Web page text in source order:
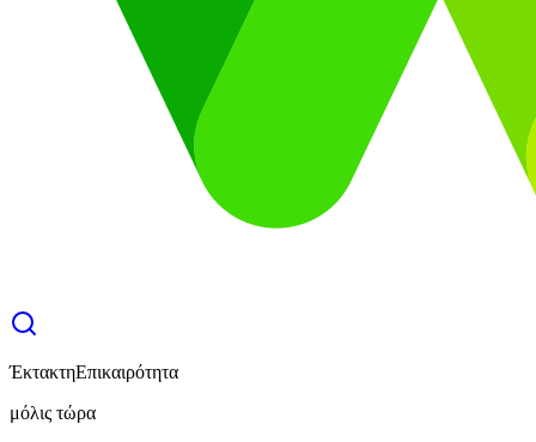
ΈκτακτηΕπικαιρότητα
μόλις τώρα